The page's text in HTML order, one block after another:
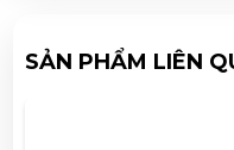
SẢN PHẨM LIÊN